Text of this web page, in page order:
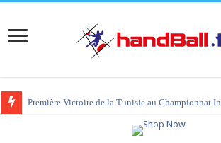
Première Victoire de la Tunisie au Championnat